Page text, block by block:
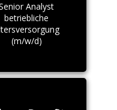
Analyst
betriebliche
(m/w/d)